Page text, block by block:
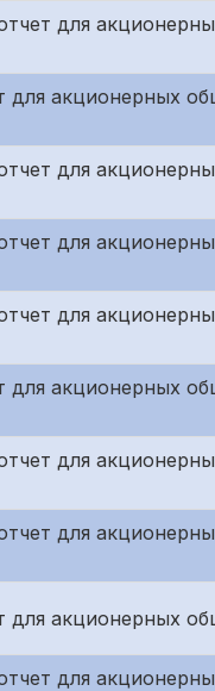
для
для акционерных
для
для
для
для акционерных
для
для
для акционерных
для